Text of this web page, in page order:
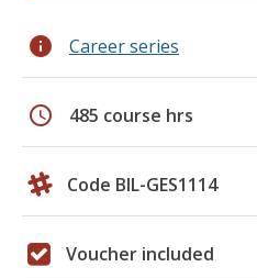
info Career series
schedule 485 course hrs
Code BIL-GES1114
Voucher included